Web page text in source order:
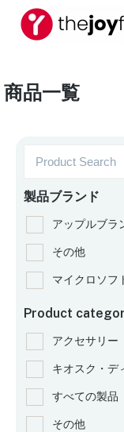
商品一覧
製品ブランド
アップルブラ
その他
マイクロソフ
Product
アクセサリー
キオスク・デ
すべての製品
その他